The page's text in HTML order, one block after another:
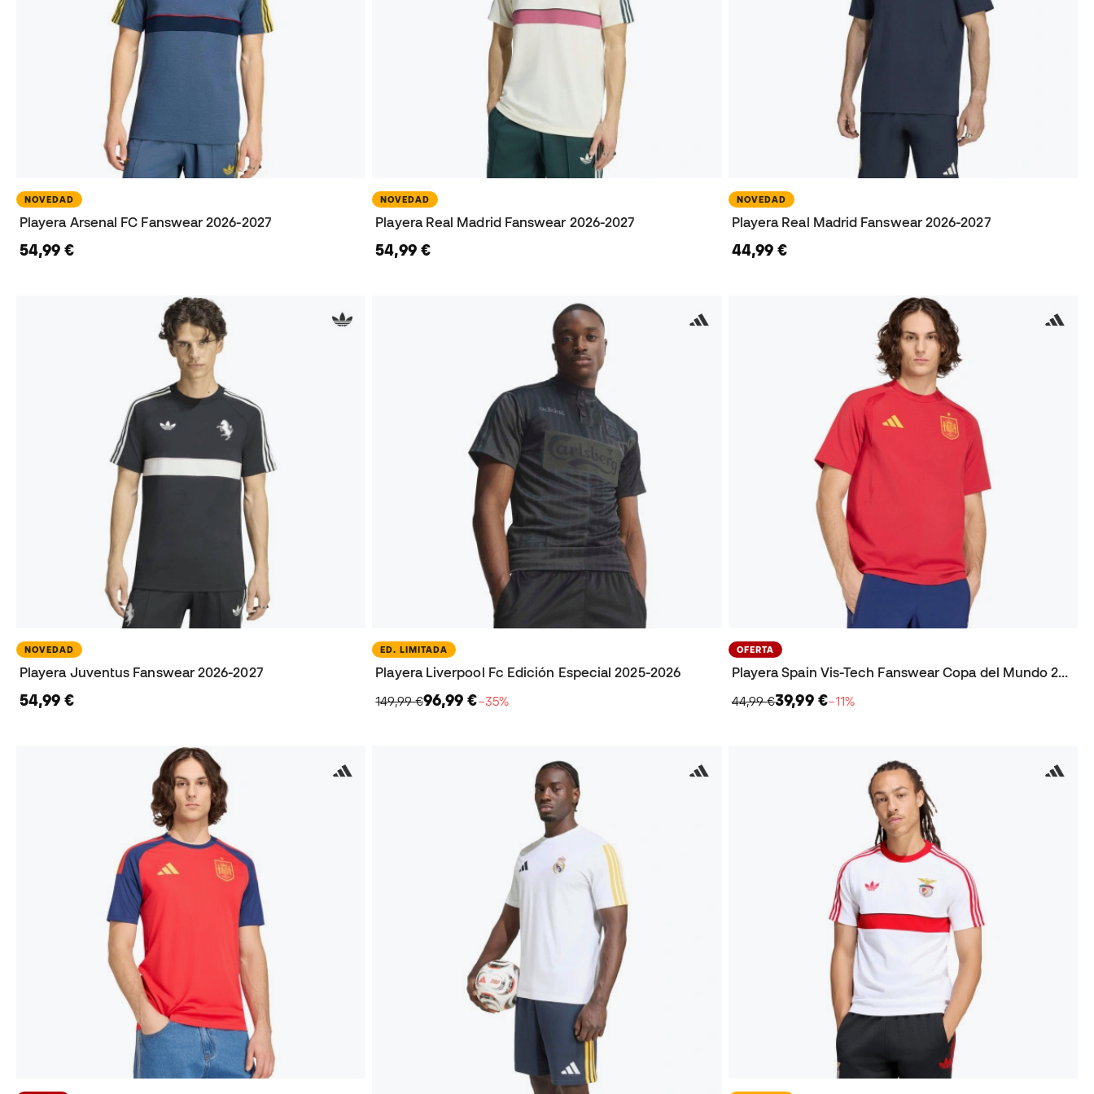
NOVEDAD
Playera Arsenal FC Fanswear 2026-2027
54,99 €
NOVEDAD
Playera Real Madrid Fanswear 2026-2027
54,99 €
NOVEDAD
Playera Real Madrid Fanswear 2026-2027
44,99 €
NOVEDAD
Playera Juventus Fanswear 2026-2027
54,99 €
ED. LIMITADA
Playera Liverpool Fc Edición Especial 2025-2026
149,99 €96,99 €−35%
OFERTA
Playera Spain Vis-Tech Fanswear Copa del Mundo 2026
44,99 €39,99 €−11%